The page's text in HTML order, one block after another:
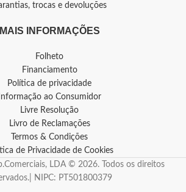
trocas e devoluções
MAIS INFORMAÇÕES
Folheto
Financiamento
Política de privacidade
Informação ao Consumidor
Livre Resolução
Livro de Reclamações
Termos & Condições
de Privacidade de Cookies
LDA © 2026. Todos os direitos
NIPC: PT501800379